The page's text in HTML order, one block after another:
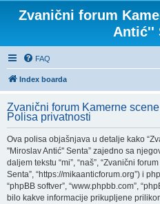
Zvanični forum
Antić''
FAQ
Index boarda
Zvanični forum Kamerne
Polisa privatnosti
Ova polisa objašnjava u detalje kako
''Miroslav Antić'' Senta” zajedno sa
daljem tekstu “mi”, “naš”, “Zvanični
Senta”, “https://mikaanticforum.org”) i
“phpBB softver”, “www.phpbb.com”,
bilo kakve informacije prikupljene